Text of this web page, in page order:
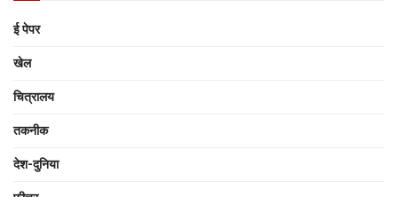
ई पेपर
खेल
चित्रालय
तकनीक
देश-दुनिया